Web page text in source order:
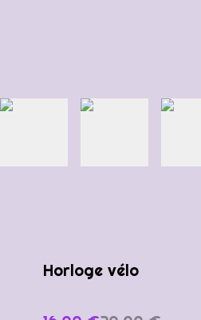
%
Horloge vélo